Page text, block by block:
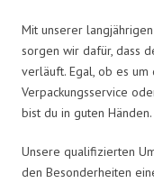
Mit unserer
sorgen wir dafür, dass
verläuft. Egal, ob es
Verpackungsservice
bist du in guten Händen.
Unsere qualifizierten
den Besonderheiten